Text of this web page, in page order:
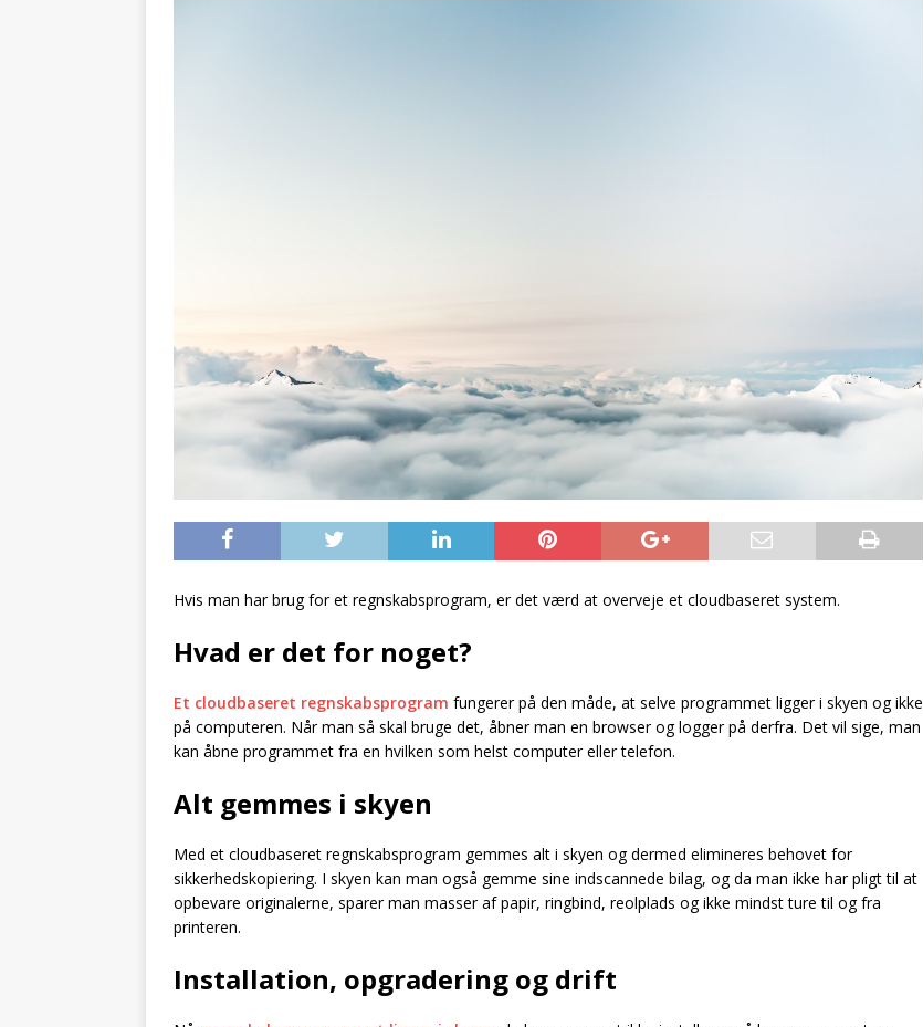
Hvis man har brug for et regnskabsprogram, er det værd at overveje et cloudbaseret system.
Hvad er det for noget?
Et cloudbaseret regnskabsprogram fungerer på den måde, at selve programmet ligger i skyen og ikke
på computeren. Når man så skal bruge det, åbner man en browser og logger på derfra. Det vil sige, man
kan åbne programmet fra en hvilken som helst computer eller telefon.
Alt gemmes i skyen
Med et cloudbaseret regnskabsprogram gemmes alt i skyen og dermed elimineres behovet for
sikkerhedskopiering. I skyen kan man også gemme sine indscannede bilag, og da man ikke har pligt til at
opbevare originalerne, sparer man masser af papir, ringbind, reolplads og ikke mindst ture til og fra
printeren.
Installation, opgradering og drift